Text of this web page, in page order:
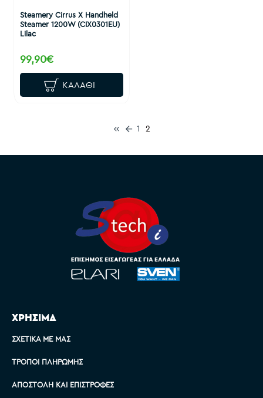
Steamery Cirrus X Handheld
Steamer 1200W (CIX0301EU)
Lilac
99,90€
ΚΑΛΆΘΙ
1 2
ΧΡΗΣΙΜΑ
ΣΧΕΤΙΚΆ ΜΕ ΜΑΣ
ΤΡΌΠΟΙ ΠΛΗΡΩΜΉΣ
ΑΠΟΣΤΟΛΉ ΚΑΙ ΕΠΙΣΤΡΟΦΈΣ